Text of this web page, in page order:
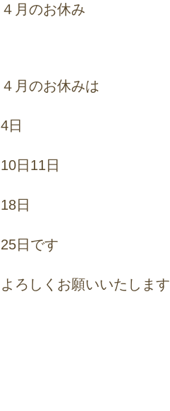
４月のお休み
４月のお休みは
4日
10日11日
18日
25日です
よろしくお願いいたします